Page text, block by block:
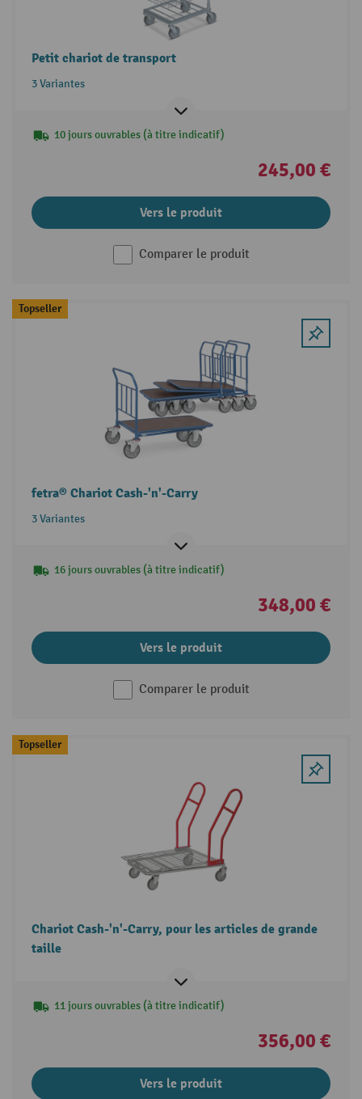
Petit chariot de transport
3 Variantes
10 jours ouvrables (à titre indicatif)
245,00 €
Vers le produit
Comparer le produit
Topseller
fetra® Chariot Cash-'n'-Carry
3 Variantes
16 jours ouvrables (à titre indicatif)
348,00 €
Vers le produit
Comparer le produit
Topseller
Chariot Cash-'n'-Carry, pour les articles de grande
taille
11 jours ouvrables (à titre indicatif)
356,00 €
Vers le produit